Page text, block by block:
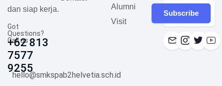
dan siap kerja.
Got
Questions?
Call us
+62 813
7577
9255
hello@smkspab2helvetia.sch.id
Alumni
Visit
Subscribe